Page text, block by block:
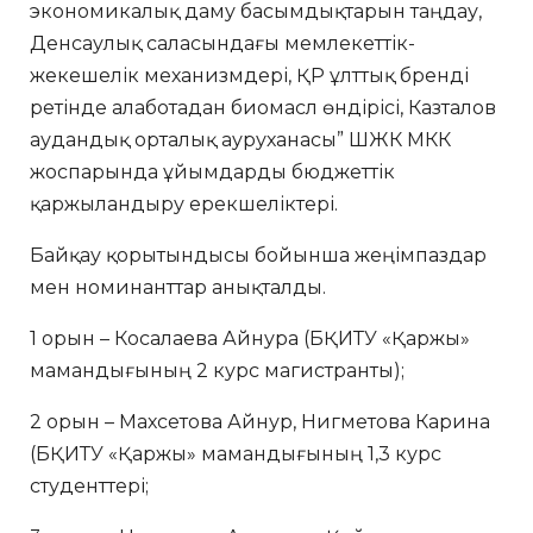
экономикалық даму басымдықтарын таңдау,
Денсаулық саласындағы мемлекеттік-
жекешелік механизмдері, ҚР ұлттық бренді
ретінде алаботадан биомасл өндірісі, Казталов
аудандық орталық ауруханасы” ШЖК МКК
жоспарында ұйымдарды бюджеттік
қаржыландыру ерекшеліктері.
Байқау қорытындысы бойынша жеңімпаздар
мен номинанттар анықталды.
1 орын – Косалаева Айнура (БҚИТУ «Қаржы»
мамандығының 2 курс магистранты);
2 орын – Махсетова Айнур, Нигметова Карина
(БҚИТУ «Қаржы» мамандығының 1,3 курс
студенттері;